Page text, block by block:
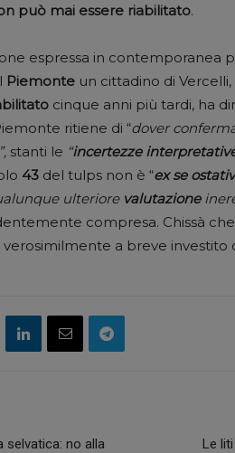
può mai essere riabilitato.
espressa in contemporanea
Piemonte un cittadino di
cinque anni più tardi, ha
ritiene di “dover
stanti le “incertezze
43 del tulps non è “ex se
ulteriore valutazione
compresa. Chissà
verosimilmente a breve investito
selvatica: no alla
Le